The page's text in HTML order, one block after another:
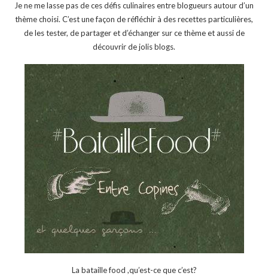
Je ne me lasse pas de ces défis culinaires entre blogueurs autour d’un
thème choisi. C’est une façon de réfléchir à des recettes particulières,
de les tester, de partager et d’échanger sur ce thème et aussi de
découvrir de jolis blogs.
La bataille food ,qu’est-ce que c’est?